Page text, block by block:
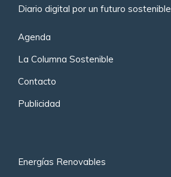
Diario digital por un futuro sostenible
Agenda
La Columna Sostenible
Contacto
Publicidad
Energías Renovables